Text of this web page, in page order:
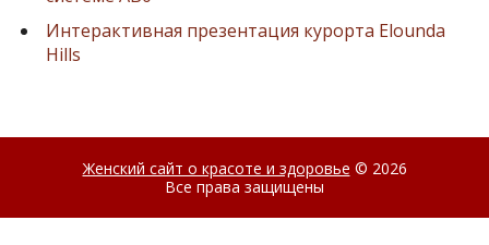
Интерактивная презентация курорта Elounda
Hills
Женский сайт о красоте и здоровье © 2026
Все права защищены